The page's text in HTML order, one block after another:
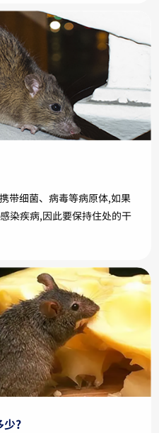
带细菌、病毒等病原体,如果
染疾病,因此要保持住处的干
少?